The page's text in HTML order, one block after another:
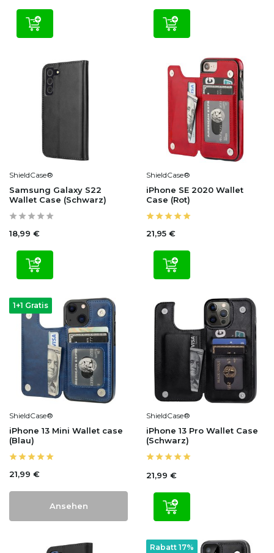
ShieldCase®
Samsung Galaxy S22
Wallet Case (Schwarz)
18,99 €
ShieldCase®
iPhone SE 2020 Wallet
Case (Rot)
21,95 €
1+1 Gratis
ShieldCase®
iPhone 13 Mini Wallet case
(Blau)
21,99 €
Ansehen
ShieldCase®
iPhone 13 Pro Wallet Case
(Schwarz)
21,99 €
Rabatt 17%